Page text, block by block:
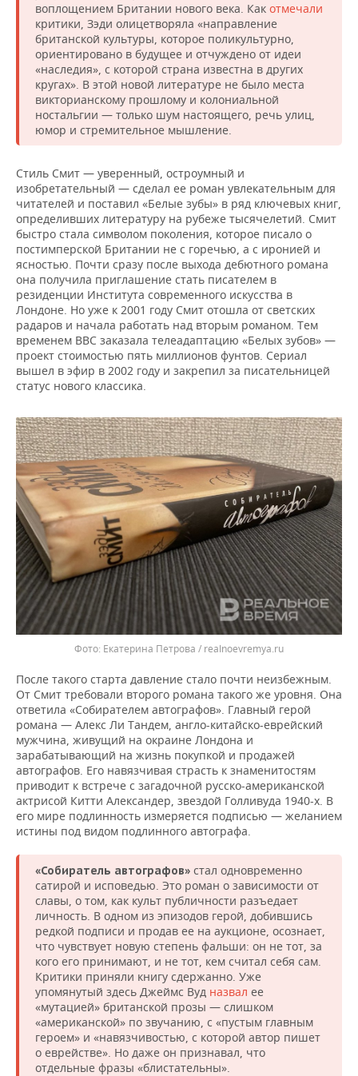
воплощением Британии нового века. Как отмечали
критики, Зэди олицетворяла «направление
британской культуры, которое поликультурно,
ориентировано в будущее и отчуждено от идеи
«наследия», с которой страна известна в других
кругах». В этой новой литературе не было места
викторианскому прошлому и колониальной
ностальгии — только шум настоящего, речь улиц,
юмор и стремительное мышление.
Стиль Смит — уверенный, остроумный и
изобретательный — сделал ее роман увлекательным для
читателей и поставил «Белые зубы» в ряд ключевых книг,
определивших литературу на рубеже тысячелетий. Смит
быстро стала символом поколения, которое писало о
постимперской Британии не с горечью, а с иронией и
ясностью. Почти сразу после выхода дебютного романа
она получила приглашение стать писателем в
резиденции Института современного искусства в
Лондоне. Но уже к 2001 году Смит отошла от светских
радаров и начала работать над вторым романом. Тем
временем BBC заказала телеадаптацию «Белых зубов» —
проект стоимостью пять миллионов фунтов. Сериал
вышел в эфир в 2002 году и закрепил за писательницей
статус нового классика.
Екатерина Петрова / realnoevremya.ru
После такого старта давление стало почти неизбежным.
От Смит требовали второго романа такого же уровня. Она
ответила «Собирателем автографов». Главный герой
романа — Алекс Ли Тандем, англо-китайско-еврейский
мужчина, живущий на окраине Лондона и
зарабатывающий на жизнь покупкой и продажей
автографов. Его навязчивая страсть к знаменитостям
приводит к встрече с загадочной русско-американской
актрисой Китти Александер, звездой Голливуда 1940-х. В
его мире подлинность измеряется подписью — желанием
истины под видом подлинного автографа.
«Собиратель автографов» стал одновременно
сатирой и исповедью. Это роман о зависимости от
славы, о том, как культ публичности разъедает
личность. В одном из эпизодов герой, добившись
редкой подписи и продав ее на аукционе, осознает,
что чувствует новую степень фальши: он не тот, за
кого его принимают, и не тот, кем считал себя сам.
Критики приняли книгу сдержанно. Уже
упомянутый здесь Джеймс Вуд назвал ее
«мутацией» британской прозы — слишком
«американской» по звучанию, с «пустым главным
героем» и «навязчивостью, с которой автор пишет
о еврействе». Но даже он признавал, что
отдельные фразы «блистательны».